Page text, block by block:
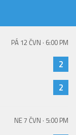
PÁ 12 ČVN · 6:00 PM
2
2
NE 7 ČVN · 5:00 PM